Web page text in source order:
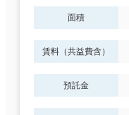
面積
賃料（共益費含）
預託金